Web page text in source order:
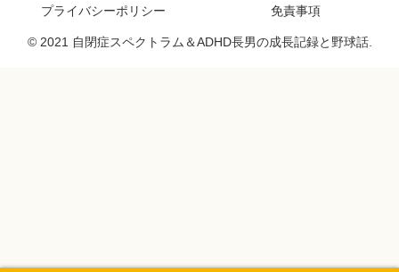
プライバシーポリシー
免責事項
© 2021 自閉症スペクトラム＆ADHD長男の成長記録と野球話.